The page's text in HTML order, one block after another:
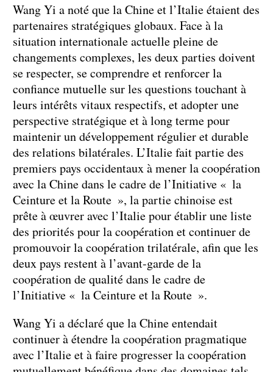
Wang Yi a noté que la Chine et l’Italie étaient des
partenaires stratégiques globaux. Face à la
situation internationale actuelle pleine de
changements complexes, les deux parties doivent
se respecter, se comprendre et renforcer la
confiance mutuelle sur les questions touchant à
leurs intérêts vitaux respectifs, et adopter une
perspective stratégique et à long terme pour
maintenir un développement régulier et durable
des relations bilatérales. L’Italie fait partie des
premiers pays occidentaux à mener la coopération
avec la Chine dans le cadre de l’Initiative « la
Ceinture et la Route », la partie chinoise est
prête à œuvrer avec l’Italie pour établir une liste
des priorités pour la coopération et continuer de
promouvoir la coopération trilatérale, afin que les
deux pays restent à l’avant-garde de la
coopération de qualité dans le cadre de
l’Initiative « la Ceinture et la Route ».
Wang Yi a déclaré que la Chine entendait
continuer à étendre la coopération pragmatique
avec l’Italie et à faire progresser la coopération